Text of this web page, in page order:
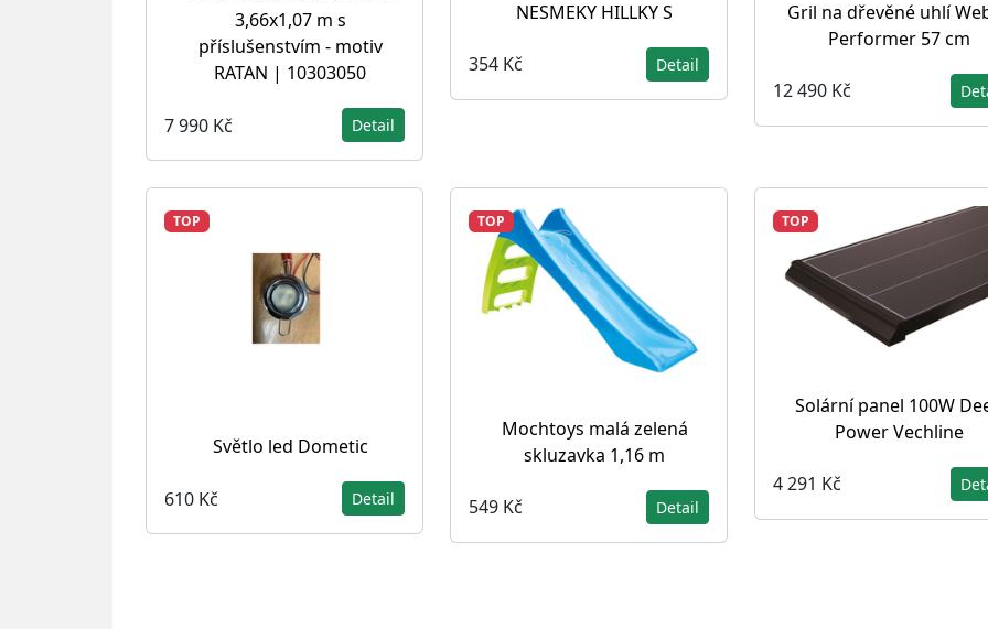
3,66x1,07 m s
příslušenstvím - motiv
RATAN | 10303050
7 990 Kč Detail
NESMEKY HILLKY S
354 Kč Detail
Gril na dřevěné uhlí
Performer 57 cm
12 490 Kč
TOP
Světlo led Dometic
610 Kč Detail
TOP
Mochtoys malá zelená
skluzavka 1,16 m
549 Kč Detail
TOP
Solární panel 100W
Power Vechline
4 291 Kč